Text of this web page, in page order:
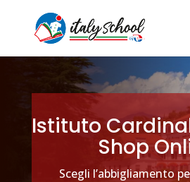
Istituto
Shop
Scegli l’abbigliamento